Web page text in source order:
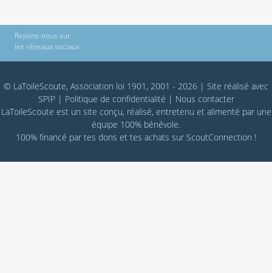
Rejoins-nous sur
les réseaux sociaux :
© LaToileScoute, Association loi 1901, 2001 - 2026 | Site réalisé avec
SPIP| Politique de confidentialité | Nous contacter
LaToileScoute est un site conçu, réalisé, entretenu et alimenté par une
équipe 100% bénévole.
100% financé par tes dons et tes achats sur ScoutConnection !